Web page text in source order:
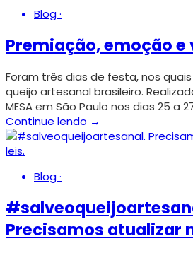
Blog·
Premiação, emoção
Foram três dias de festa, nos
queijo artesanal brasileiro.
MESA em São Paulo nos dias 25 a
Continue lendo →
Blog·
Precisamos atualizar